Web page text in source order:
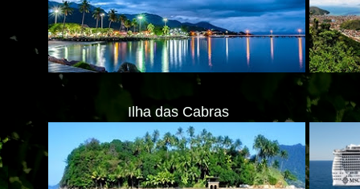
Ilha das Cabras